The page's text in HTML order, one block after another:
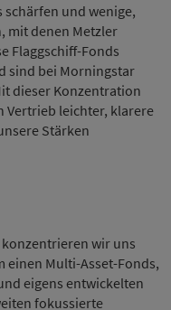
und wenige,
mit denen Metzler
Flaggschiff-Fonds
sind bei Morningstar
dieser Konzentration
Vertrieb leichter, klarere
Stärken
wir uns
einen Multi-Asset-Fonds,
eigens entwickelten
fokussierte